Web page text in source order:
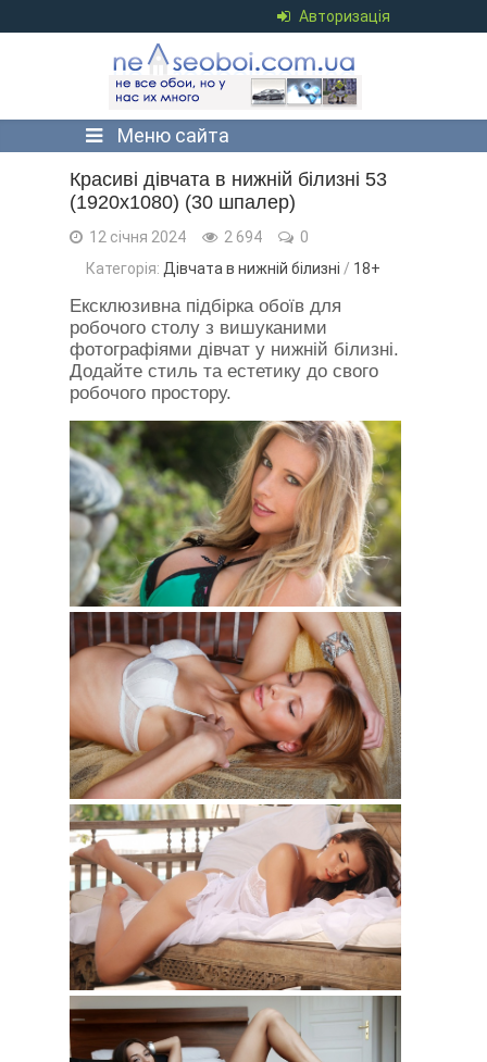
Авторизація
Меню сайта
Красиві дівчата в нижній білизні 53
(1920x1080) (30 шпалер)
12 січня 2024 2 694
0
Категорія: Дівчата в нижній білизні / 18+
Ексклюзивна підбірка обоїв для
робочого столу з вишуканими
фотографіями дівчат у нижній білизні.
Додайте стиль та естетику до свого
робочого простору.